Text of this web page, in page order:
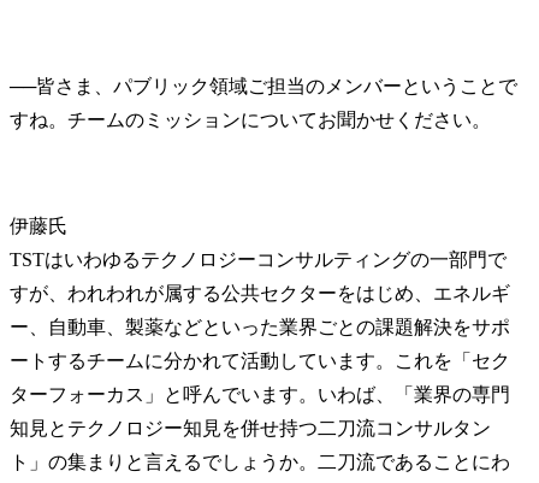
──皆さま、パブリック領域ご担当のメンバーということで
伊藤氏
TSTはいわゆるテクノロジーコンサルティングの一部門で
すが、われわれが属する公共セクターをはじめ、エネルギ
ー、自動車、製薬などといった業界ごとの課題解決をサポ
ートするチームに分かれて活動しています。これを「セク
ターフォーカス」と呼んでいます。いわば、「業界の専門
知見とテクノロジー知見を併せ持つ二刀流コンサルタン
ト」の集まりと言えるでしょうか。二刀流であることにわ